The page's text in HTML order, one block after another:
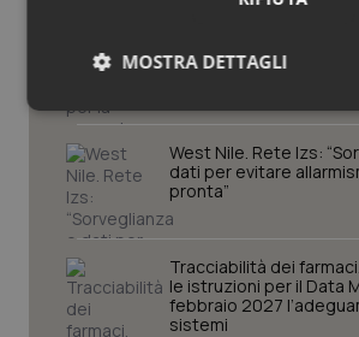
approvazione
delle tariffe
West Nile. Rete Izs:
dati per evitare
pronta”
Tracciabilità dei
le istruzioni per il Data
febbraio 2027
sistemi
MOSTRA DETTAGLI
Necessari Statistici
Necessari Statistici
I cookie necessari contribuiscono a